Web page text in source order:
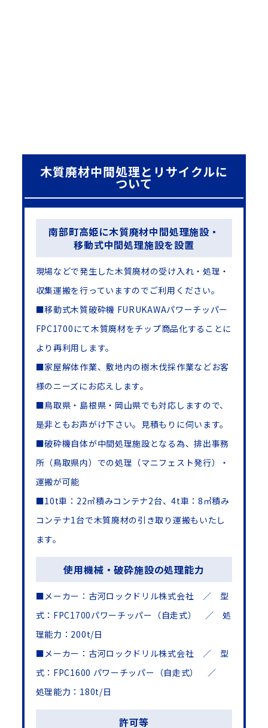
木質廃材中間処理とリサイクルに
ついて
南部町高姫に木質廃材中間処理施設・
移動式中間処理施設を設置
現場などで発生した木質廃材の受け入れ・処理・
収集運搬を行っていますのでご利用ください。
■移動式木質破砕機 FURUKAWAパワーチッパー
FPC1700にて木質廃材をチップ商品化することに
より再利用します。
■家屋解体作業、敷地内の樹木伐採作業などお客
様のニーズにお応えします。
■鳥取県・島根県・岡山県でも対応しますので、
是非ともお声がけ下さい。見積もりに伺います。
■破砕機自体が中間処理施設となる為、排出事務
所（鳥取県内）での処理（マニフェスト発行）・
運搬が可能
■10t車：22㎥積みコンテナ2台、4t車：8㎥積み
コンテナ1台で木質廃材の引き取り運搬もいたし
ます。
使用機械・破砕施設の処理能力
■メーカー：古河ロックドリル株式会社 ／ 型
式：FPC1700パワーチッパー（自走式） ／ 処
理能力：200t/日
■メーカー：古河ロックドリル株式会社 ／ 型
式：FPC1600 パワーチッパー（自走式） ／
処理能力：180t/日
許可等